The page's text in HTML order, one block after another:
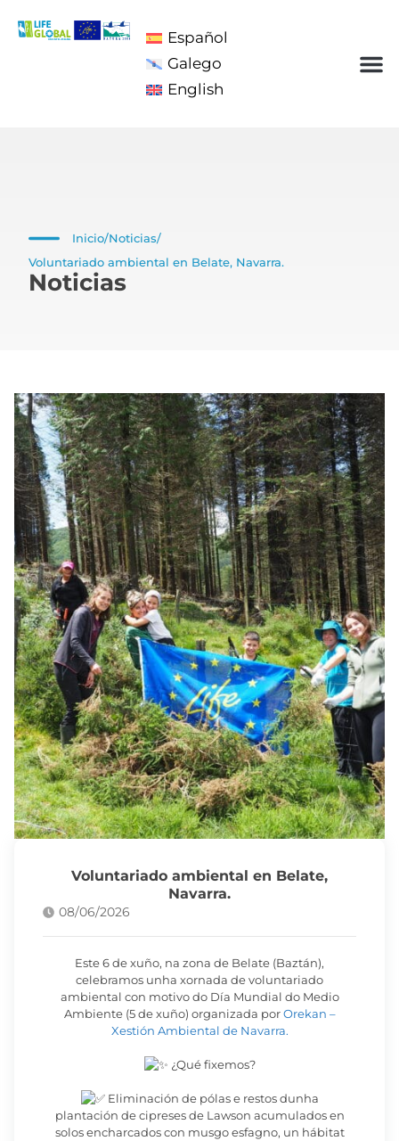
Español
Galego
English
Inicio/Noticias/
Voluntariado ambiental en Belate, Navarra.
Noticias
Voluntariado ambiental en Belate,
Navarra.
08/06/2026
Este 6 de xuño, na zona de Belate (Baztán),
celebramos unha xornada de voluntariado
ambiental con motivo do Día Mundial do Medio
Ambiente (5 de xuño) organizada por Orekan –
Xestión Ambiental de Navarra.
¿Qué fixemos?
Eliminación de pólas e restos dunha
plantación de cipreses de Lawson acumulados en
solos encharcados con musgo esfagno, un hábitat